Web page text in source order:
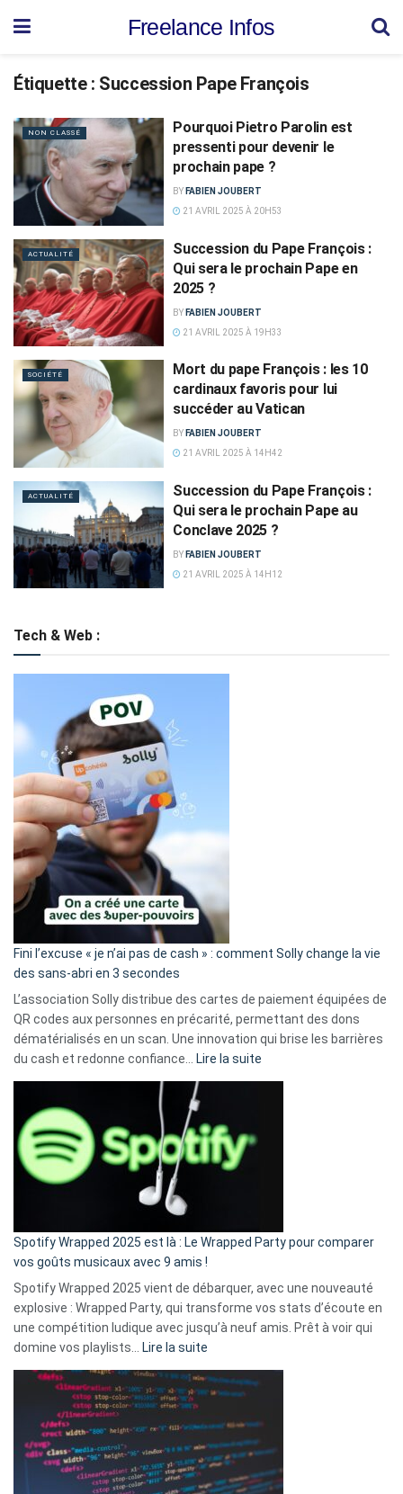
Freelance Infos
Étiquette : Succession Pape François
NON CLASSÉ
Pourquoi Pietro Parolin est
pressenti pour devenir le
prochain pape ?
BY FABIEN JOUBERT
21 AVRIL 2025 À 20H53
ACTUALITÉ
Succession du Pape François :
Qui sera le prochain Pape en
2025 ?
BY FABIEN JOUBERT
21 AVRIL 2025 À 19H33
SOCIÉTÉ
Mort du pape François : les 10
cardinaux favoris pour lui
succéder au Vatican
BY FABIEN JOUBERT
21 AVRIL 2025 À 14H42
ACTUALITÉ
Succession du Pape François :
Qui sera le prochain Pape au
Conclave 2025 ?
BY FABIEN JOUBERT
21 AVRIL 2025 À 14H12
Tech & Web :
Fini l’excuse « je n’ai pas de cash » : comment Solly change la vie
des sans-abri en 3 secondes
L’association Solly distribue des cartes de paiement équipées de
QR codes aux personnes en précarité, permettant des dons
dématérialisés en un scan. Une innovation qui brise les barrières
du cash et redonne confiance…
Lire la suite
»
Solly
change
la
des
3
secondes
Spotify Wrapped 2025 est là : Le Wrapped Party pour comparer
vos goûts musicaux avec 9 amis !
Spotify Wrapped 2025 vient de débarquer, avec une nouveauté
explosive : Wrapped Party, qui transforme vos stats d’écoute en
une compétition ludique avec jusqu’à neuf amis. Prêt à voir qui
domine vos playlists…
Lire la suite
Wrapped
est
là
:
Le